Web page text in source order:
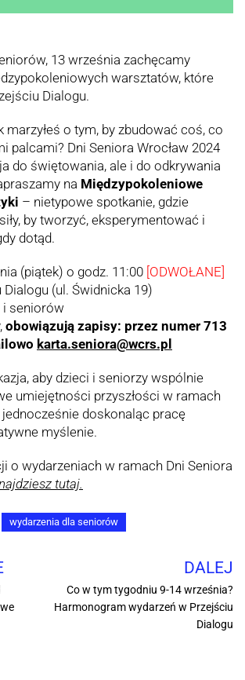
13 września zachęcamy
warsztatów, które
Dialogu.
marzyłeś o tym, by zbudować coś, co
palcami? Dni Seniora Wrocław 2024
do świętowania, ale i do odkrywania
na Międzypokoleniowe
– nietypowe spotkanie, gdzie
by tworzyć, eksperymentować i
dotąd.
(piątek) o godz. 11:00 [ODWOŁANE]
Dialogu (ul. Świdnicka 19)
i seniorów
obowiązują zapisy: przez numer 713
karta.seniora@wcrs.pl
aby dzieci i seniorzy wspólnie
umiejętności przyszłości w ramach
doskonaląc pracę
myślenie.
o wydarzeniach w ramach Dni Seniora
tutaj.
wydarzenia dla seniorów
DALEJ
Co w tym tygodniu 9-14 września?
Harmonogram wydarzeń w Przejściu
Dialogu